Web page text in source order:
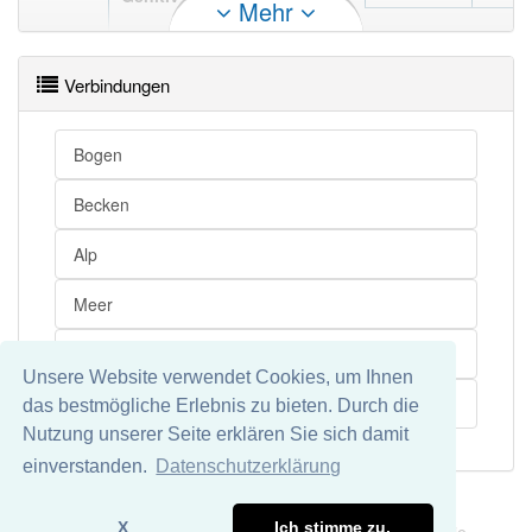
Unsere Website verwendet Cookies, um Ihnen
das bestmögliche Erlebnis zu bieten. Durch die
Nutzung unserer Seite erklären Sie sich damit
einverstanden.
Datenschutzerklärung
X Ich stimme zu.
des
Alpenraumes
Mehr
Verbindungen
Bogen
Becken
Alp
Meer
Gebirge
Datenschutz